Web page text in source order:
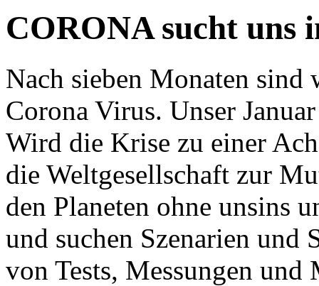
CORONA sucht uns
Nach sieben Monaten
Corona Virus. Unser
Wird die Krise zu einer
die Weltgesellschaft zur
den Planeten ohne unsins
und suchen Szenarien und
von Tests, Messungen und